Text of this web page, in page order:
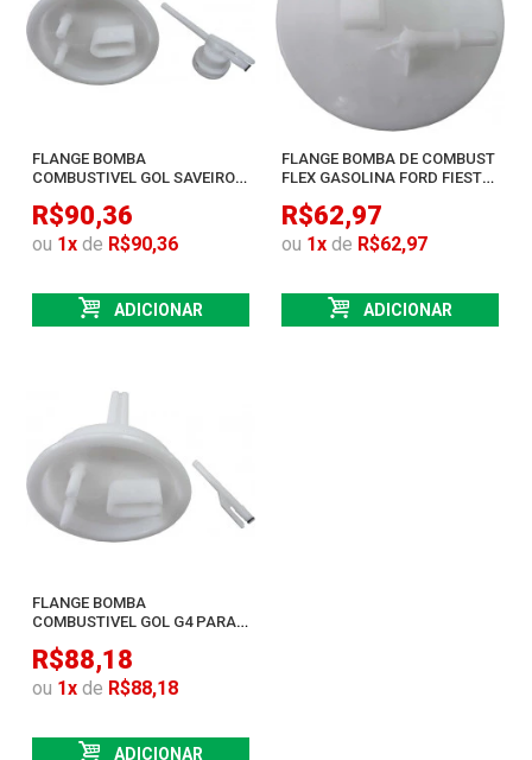
FLANGE BOMBA
COMBUSTIVEL GOL SAVEIRO
R$90,36
ou 1x de R$90,36
ADICIONAR
FLANGE BOMBA DE COMBUST
FLEX GASOLINA FORD FIESTA
R$62,97
ou 1x de R$62,97
ADICIONAR
FLANGE BOMBA
COMBUSTIVEL GOL G4 PARATI
R$88,18
ou 1x de R$88,18
ADICIONAR